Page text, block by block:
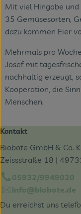
Mit viel Hingabe
35 Gemüsesorten,
dazu kommen Eier
Mehrmals pro
Josef mit
nachhaltig erzeugt,
Kooperation, die
Menschen.
Kontakt
Biobote GmbH & Co.
Zeissstraße 18 |
05932/9949020
info@biobote.de
Du erreichst uns